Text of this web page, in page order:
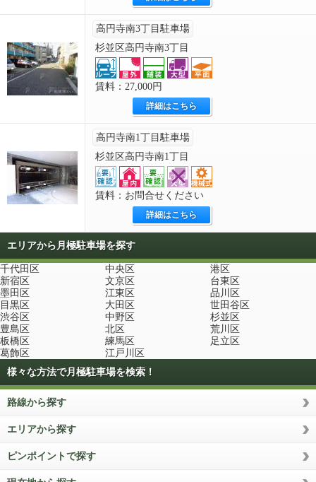
高円寺南3丁目駐車場
杉並区高円寺南3丁目
賃料：27,000円
詳細はこちら
高円寺南1丁目駐車場
杉並区高円寺南1丁目
賃料：お問合せください
詳細はこちら
エリアから月極駐車場を探す
千代田区 中央区
港区
新宿区
文京区
台東区
墨田区
江東区
品川区
目黒区
大田区
世田谷区
渋谷区
中野区
杉並区
豊島区
北区
荒川区
板橋区
練馬区
足立区
葛飾区
江戸川区
様々な方法で月極駐車場を検索！
路線から探す
エリアから探す
ピンポイントで探す